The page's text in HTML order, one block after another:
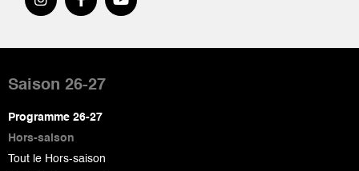
de
page
Saison 26-27
Programme 26-27
Hors-saison
Tout le Hors-saison